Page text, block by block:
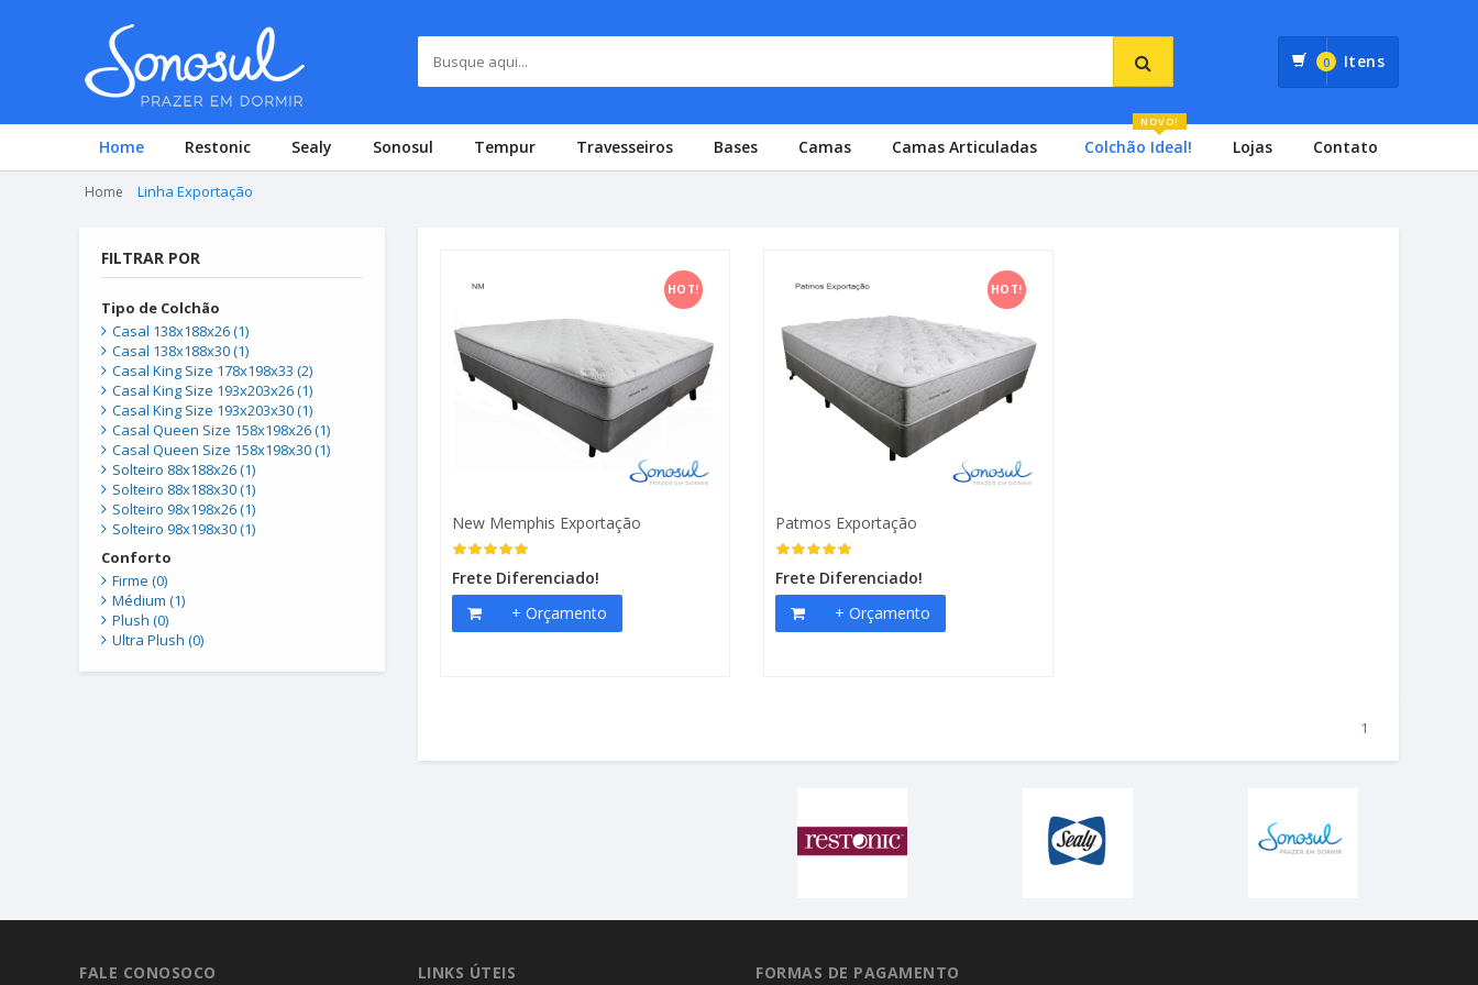
0 Itens
Home Restonic Sealy Sonosul Tempur Travesseiros Bases Camas Camas Articuladas Contato
Lojas
Colchão Ideal!
NOVO!
Home Linha Exportação
FILTRAR POR
Tipo de Colchão
Casal 138x188x26 (1)
Casal 138x188x30 (1)
Casal King Size 178x198x33 (2)
Casal King Size 193x203x26 (1)
Casal King Size 193x203x30 (1)
Casal Queen Size 158x198x26 (1)
Casal Queen Size 158x198x30 (1)
Solteiro 88x188x26 (1)
Solteiro 88x188x30 (1)
Solteiro 98x198x26 (1)
Solteiro 98x198x30 (1)
Conforto
Firme (0)
Médium (1)
Plush (0)
Ultra Plush (0)
HOT!
New Memphis Exportação
Frete Diferenciado!
+ Orçamento
HOT!
Patmos Exportação
Frete Diferenciado!
+ Orçamento
1
FALE CONOSOCO LINKS ÚTEIS FORMAS DE PAGAMENTO